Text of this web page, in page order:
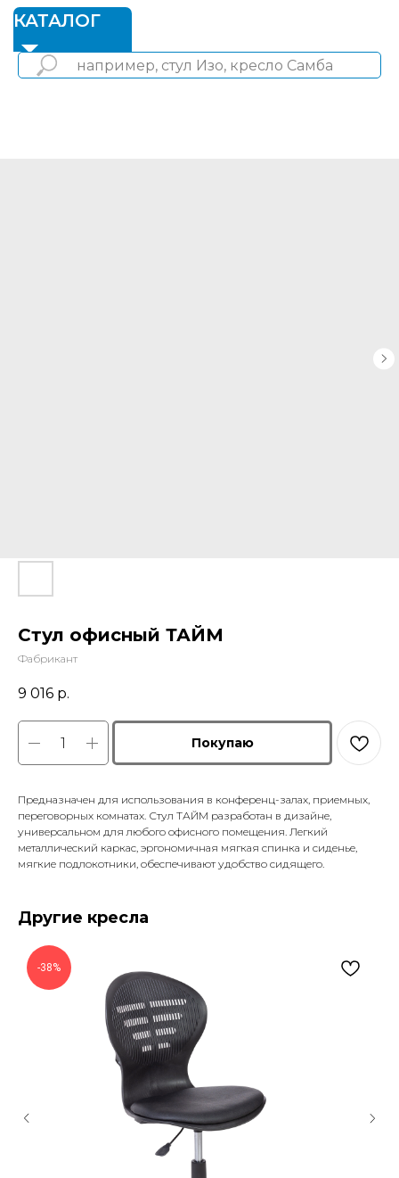
КАТАЛОГ
Стул офисный ТАЙМ
Фабрикант
9 016 р.
Покупаю
Предназначен для использования в конференц-залах, приемных,
переговорных комнатах. Стул ТАЙМ разработан в дизайне,
универсальном для любого офисного помещения. Легкий
металлический каркас, эргономичная мягкая спинка и сиденье,
мягкие подлокотники, обеспечивают удобство сидящего.
Другие кресла
-38%